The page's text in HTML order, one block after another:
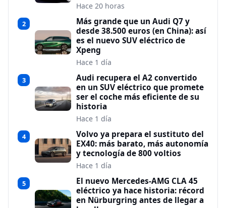
Hace 20 horas
2
Más grande que un Audi Q7 y
desde 38.500 euros (en China): así
es el nuevo SUV eléctrico de
Xpeng
Hace 1 día
3
Audi recupera el A2 convertido
en un SUV eléctrico que promete
ser el coche más eficiente de su
historia
Hace 1 día
4
Volvo ya prepara el sustituto del
EX40: más barato, más autonomía
y tecnología de 800 voltios
Hace 1 día
5
El nuevo Mercedes-AMG CLA 45
eléctrico ya hace historia: récord
en Nürburgring antes de llegar a